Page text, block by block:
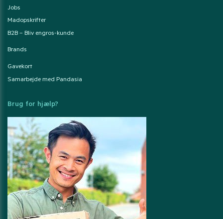
Jobs
Madopskrifter
B2B – Bliv engros-kunde
Brands
Gavekort
Samarbejde med Pandasia
Brug for hjælp?